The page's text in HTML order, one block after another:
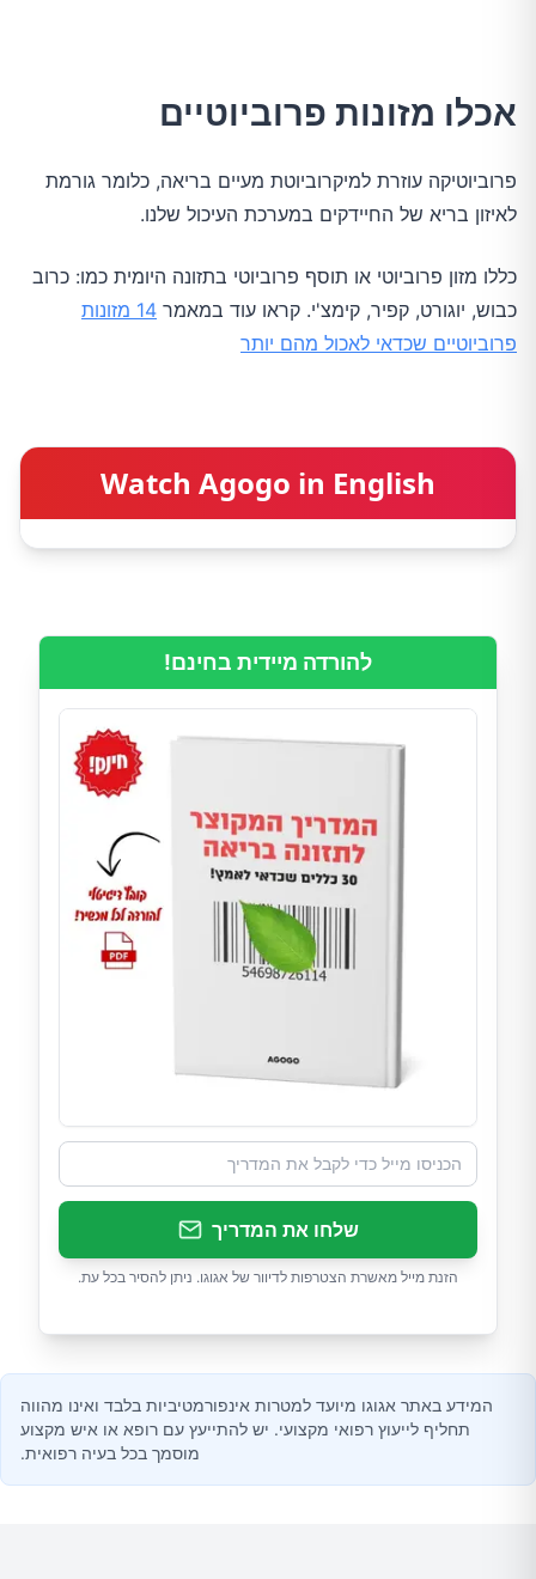
אכלו מזונות פרוביוטיים
פרוביוטיקה עוזרת למיקרוביוטת מעיים בריאה, כלומר גורמת
לאיזון בריא של החיידקים במערכת העיכול שלנו.
כללו מזון פרוביוטי או תוסף פרוביוטי בתזונה היומית כמו: כרוב
כבוש, יוגורט, קפיר, קימצ'י. קראו עוד במאמר
14 מזונות
פרוביוטיים שכדאי לאכול מהם יותר
Watch Agogo in English
להורדה מיידית בחינם!
שלחו את המדריך
הזנת מייל מאשרת הצטרפות לדיוור של אגוגו. ניתן להסיר בכל עת.
המידע באתר אגוגו מיועד למטרות אינפורמטיביות בלבד ואינו מהווה
תחליף לייעוץ רפואי מקצועי. יש להתייעץ עם רופא או איש מקצוע
מוסמך בכל בעיה רפואית.